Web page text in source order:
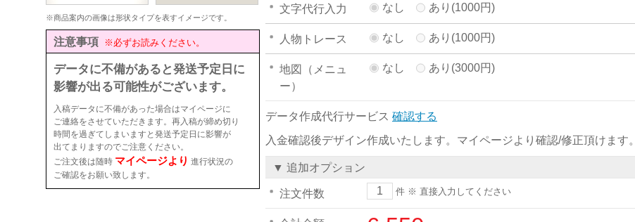
※商品案内の画像は形状タイプを表すイメージです。
注意事項 ※必ずお読みください。
データに不備があると発送予定日に
影響が出る可能性がございます。
入稿データに不備があった場合はマイページに
ご連絡をさせていただきます。再入稿が締め切り
時間を過ぎてしまいますと発送予定日に影響が
出てまりますのでご注意ください。
ご注文後は随時 マイページより 進行状況の
ご確認をお願い致します。
文字代行入力 なし あり(1000円)
人物トレース なし あり(1000円)
地図（メニュ
ー）
なし あり(3000円)
データ作成代行サービス 確認する
入金確認後デザイン作成いたします。マイページより確認/修正頂けます。
▼ 追加オプション
注文件数 件 ※ 直接入力してください